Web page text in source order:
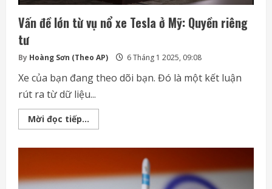
Vấn đề lớn từ vụ nổ xe Tesla ở Mỹ: Quyền riêng
tư
By Hoàng Sơn (Theo AP) 6 Tháng 1 2025, 09:08
Xe của bạn đang theo dõi bạn. Đó là một kết luận
rút ra từ dữ liệu...
Mời đọc tiếp...
đề
Tesla
ở